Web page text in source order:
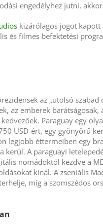
engedélyhez jutni,
kizárólagos jogot
és filmes befektetési
az „utolsó
az emberek barátságosak,
Paraguay egy
USD-ért, egy gyönyörű
legjobb éttermeiben egy
kerül. A paraguayi
nomádoktól kezdve a
kínál. A zseniális
míg a szomszédos